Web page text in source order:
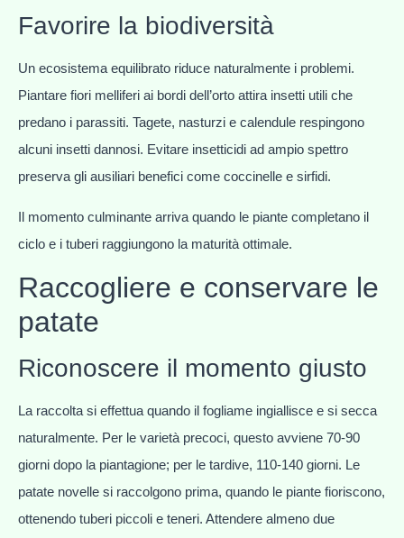
Favorire la biodiversità
Un ecosistema equilibrato riduce naturalmente i problemi.
Piantare fiori melliferi ai bordi dell’orto attira insetti utili che
predano i parassiti. Tagete, nasturzi e calendule respingono
alcuni insetti dannosi. Evitare insetticidi ad ampio spettro
preserva gli ausiliari benefici come coccinelle e sirfidi.
Il momento culminante arriva quando le piante completano il
ciclo e i tuberi raggiungono la maturità ottimale.
Raccogliere e conservare le
patate
Riconoscere il momento giusto
La raccolta si effettua quando il fogliame ingiallisce e si secca
naturalmente. Per le varietà precoci, questo avviene 70-90
giorni dopo la piantagione; per le tardive, 110-140 giorni. Le
patate novelle si raccolgono prima, quando le piante fioriscono,
ottenendo tuberi piccoli e teneri. Attendere almeno due